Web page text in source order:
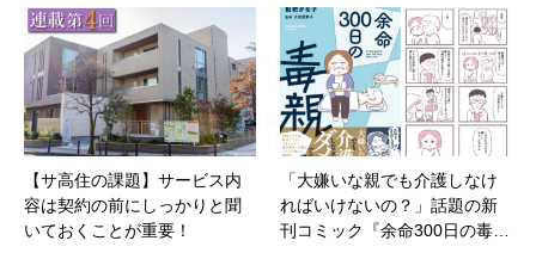
【サ高住の課題】サービス内
容は契約の前にしっかりと聞
いておくことが重要！
「大嫌いな親でも介護しなけ
ればいけないの？」話題の新
刊コミック『余命300日の毒…